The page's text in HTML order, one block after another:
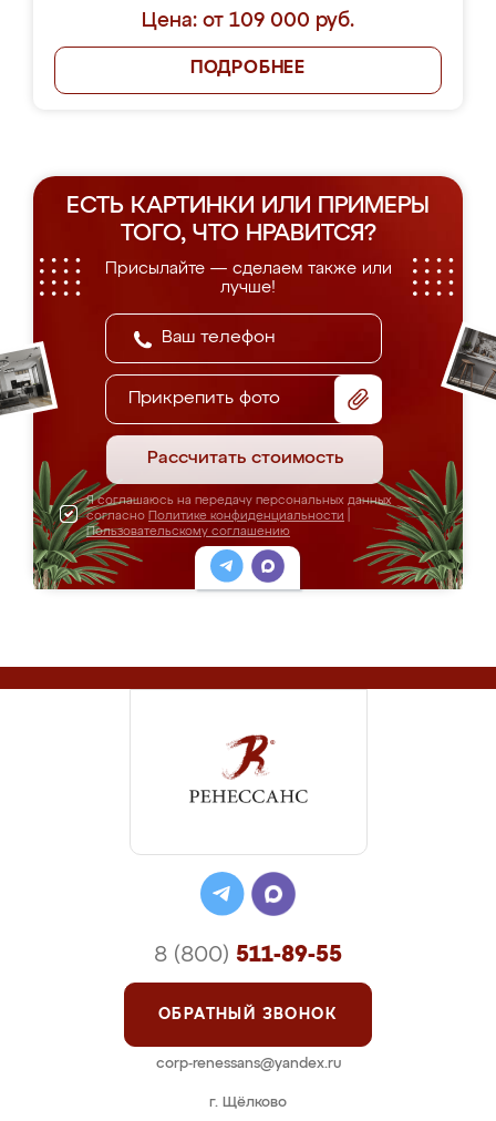
Цена: от 109 000 руб.
ПОДРОБНЕЕ
ЕСТЬ КАРТИНКИ ИЛИ ПРИМЕРЫ
ТОГО, ЧТО НРАВИТСЯ?
Присылайте — сделаем также или
лучше!
Прикрепить фото
Рассчитать стоимость
Я соглашаюсь на передачу персональных данных
согласно Политике конфиденциальности
Пользовательскому соглашению
г. Щёлково
8 (800) 511-89-55
ОБРАТНЫЙ ЗВОНОК
corp-renessans@yandex.ru